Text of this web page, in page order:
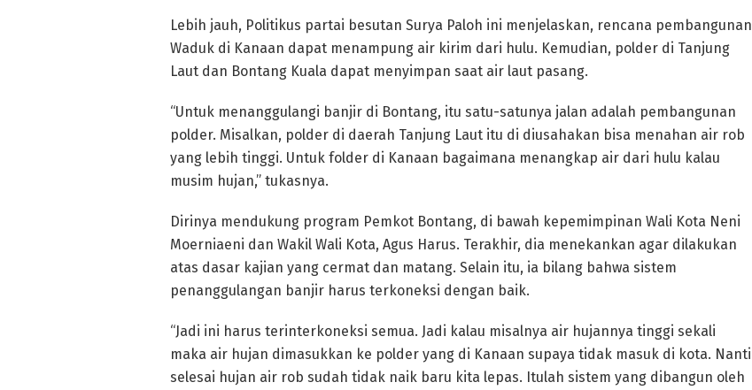
Lebih jauh, Politikus partai besutan Surya Paloh ini menjelaskan, rencana pembangunan
Waduk di Kanaan dapat menampung air kirim dari hulu. Kemudian, polder di Tanjung
Laut dan Bontang Kuala dapat menyimpan saat air laut pasang.
“Untuk menanggulangi banjir di Bontang, itu satu-satunya jalan adalah pembangunan
polder. Misalkan, polder di daerah Tanjung Laut itu di diusahakan bisa menahan air rob
yang lebih tinggi. Untuk folder di Kanaan bagaimana menangkap air dari hulu kalau
musim hujan,” tukasnya.
Dirinya mendukung program Pemkot Bontang, di bawah kepemimpinan Wali Kota Neni
Moerniaeni dan Wakil Wali Kota, Agus Harus. Terakhir, dia menekankan agar dilakukan
atas dasar kajian yang cermat dan matang. Selain itu, ia bilang bahwa sistem
penanggulangan banjir harus terkoneksi dengan baik.
“Jadi ini harus terinterkoneksi semua. Jadi kalau misalnya air hujannya tinggi sekali
maka air hujan dimasukkan ke polder yang di Kanaan supaya tidak masuk di kota. Nanti
selesai hujan air rob sudah tidak naik baru kita lepas. Itulah sistem yang dibangun oleh